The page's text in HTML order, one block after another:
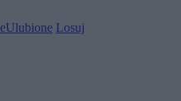
Ulubione Losuj